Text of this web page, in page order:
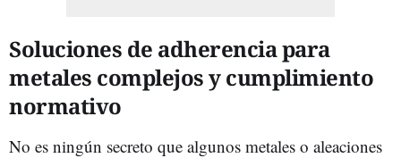
Soluciones de adherencia para
metales complejos y cumplimiento
normativo
No es ningún secreto que algunos metales o aleaciones